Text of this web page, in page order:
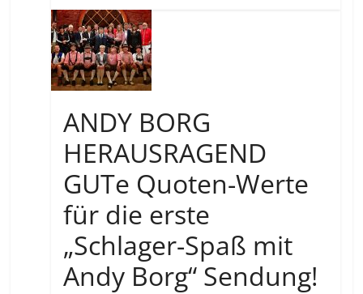
ANDY BORG
HERAUSRAGEND
GUTe Quoten-Werte
für die erste
„Schlager-Spaß mit
Andy Borg“ Sendung!